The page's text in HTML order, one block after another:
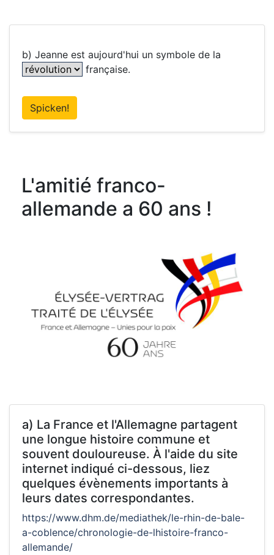
b) Jeanne est aujourd'hui un symbole de la
française.
Spicken!
L'amitié franco-
allemande a 60 ans !
a) La France et l'Allemagne partagent
une longue histoire commune et
souvent douloureuse. À l'aide du site
internet indiqué ci-dessous, liez
quelques évènements importants à
leurs dates correspondantes.
https://www.dhm.de/mediathek/le-rhin-de-bale-
a-coblence/chronologie-de-lhistoire-franco-
allemande/